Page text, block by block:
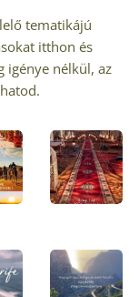
tematikájú
itthon és
igénye nélkül, az